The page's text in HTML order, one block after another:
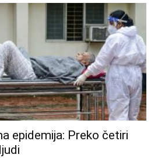
epidemija: Preko četiri